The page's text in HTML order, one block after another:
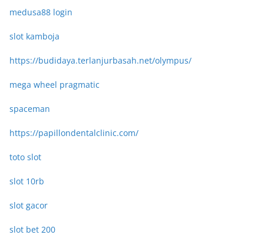
medusa88 login
slot kamboja
https://budidaya.terlanjurbasah.net/olympus/
mega wheel pragmatic
spaceman
https://papillondentalclinic.com/
toto slot
slot 10rb
slot gacor
slot bet 200